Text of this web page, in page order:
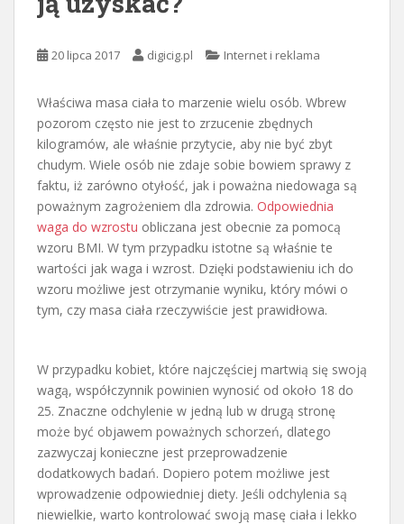
20 lipca 2017 digicig.pl Internet i reklama
Właściwa masa ciała to marzenie wielu osób. Wbrew
pozorom często nie jest to zrzucenie zbędnych
kilogramów, ale właśnie przytycie, aby nie być zbyt
chudym. Wiele osób nie zdaje sobie bowiem sprawy z
faktu, iż zarówno otyłość, jak i poważna niedowaga są
poważnym zagrożeniem dla zdrowia. Odpowiednia
waga do wzrostu obliczana jest obecnie za pomocą
wzoru BMI. W tym przypadku istotne są właśnie te
wartości jak waga i wzrost. Dzięki podstawieniu ich do
wzoru możliwe jest otrzymanie wyniku, który mówi o
tym, czy masa ciała rzeczywiście jest prawidłowa.
W przypadku kobiet, które najczęściej martwią się swoją
wagą, współczynnik powinien wynosić od około 18 do
25. Znaczne odchylenie w jedną lub w drugą stronę
może być objawem poważnych schorzeń, dlatego
zazwyczaj konieczne jest przeprowadzenie
dodatkowych badań. Dopiero potem możliwe jest
wprowadzenie odpowiedniej diety. Jeśli odchylenia są
niewielkie, warto kontrolować swoją masę ciała i lekko